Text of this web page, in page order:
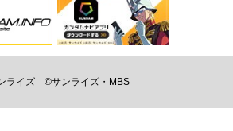
ライズ ©サンライズ・MBS